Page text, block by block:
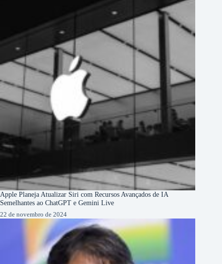
Apple Planeja Atualizar Siri com Recursos Avançados de IA
Semelhantes ao ChatGPT e Gemini Live
22 de novembro de 2024